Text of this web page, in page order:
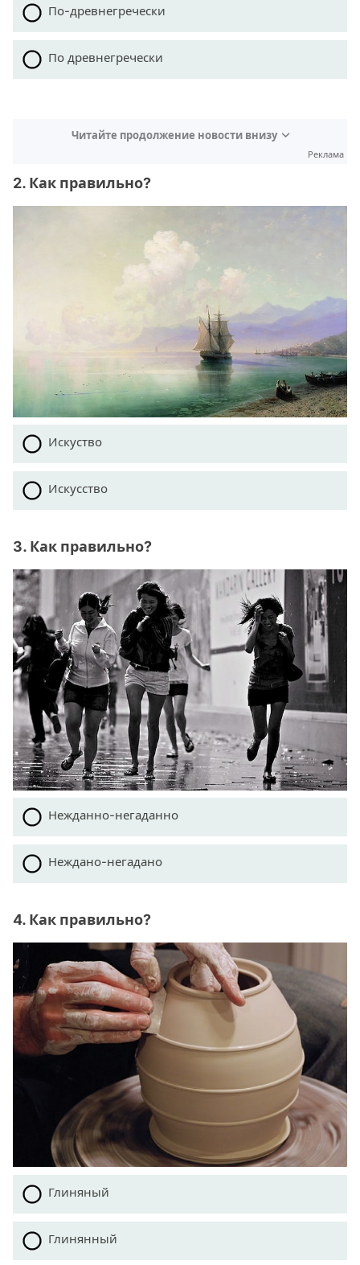
По-древнегречески
По древнегречески
Читайте продолжение новости внизу
Реклама
2. Как правильно?
Искуство
Искусство
3. Как правильно?
Нежданно-негаданно
Неждано-негадано
4. Как правильно?
Глиняный
Глинянный